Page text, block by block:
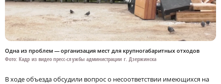
Одна из проблем — организация мест для крупногабаритных отходов
Фото: Кадр из видео пресс-службы администрации г. Дзержинска
В ходе объезда обсудили вопрос о несоответствии имеющихся на